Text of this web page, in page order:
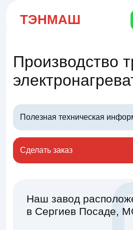
ТЭНМАШ
электронагревателей
Полезная техническая информация
Сделать заказ
Наш завод расположен